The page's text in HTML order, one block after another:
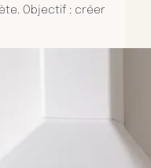
Objectif : créer